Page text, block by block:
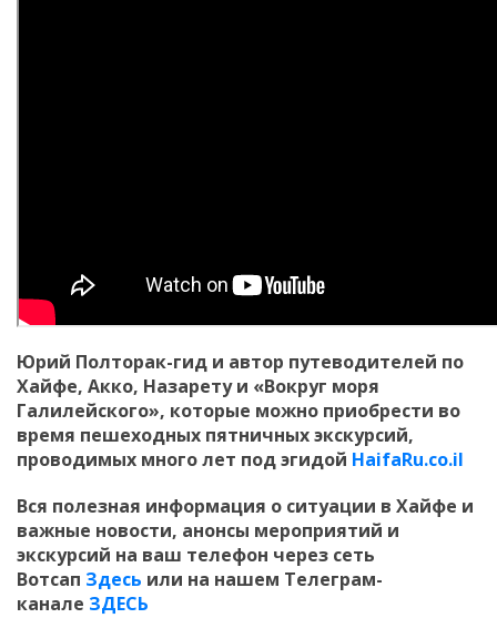
Юрий Полторак-гид и автор путеводителей по
Хайфе, Акко, Назарету и «Вокруг моря
Галилейского», которые можно приобрести во
время пешеходных пятничных экскурсий,
проводимых много лет под эгидой HaifaRu.co.il
Вся полезная информация о ситуации в Хайфе и
важные новости, анонсы мероприятий и
экскурсий на ваш телефон через сеть
Вотсап Здесь или на нашем Телеграм-
канале ЗДЕСЬ